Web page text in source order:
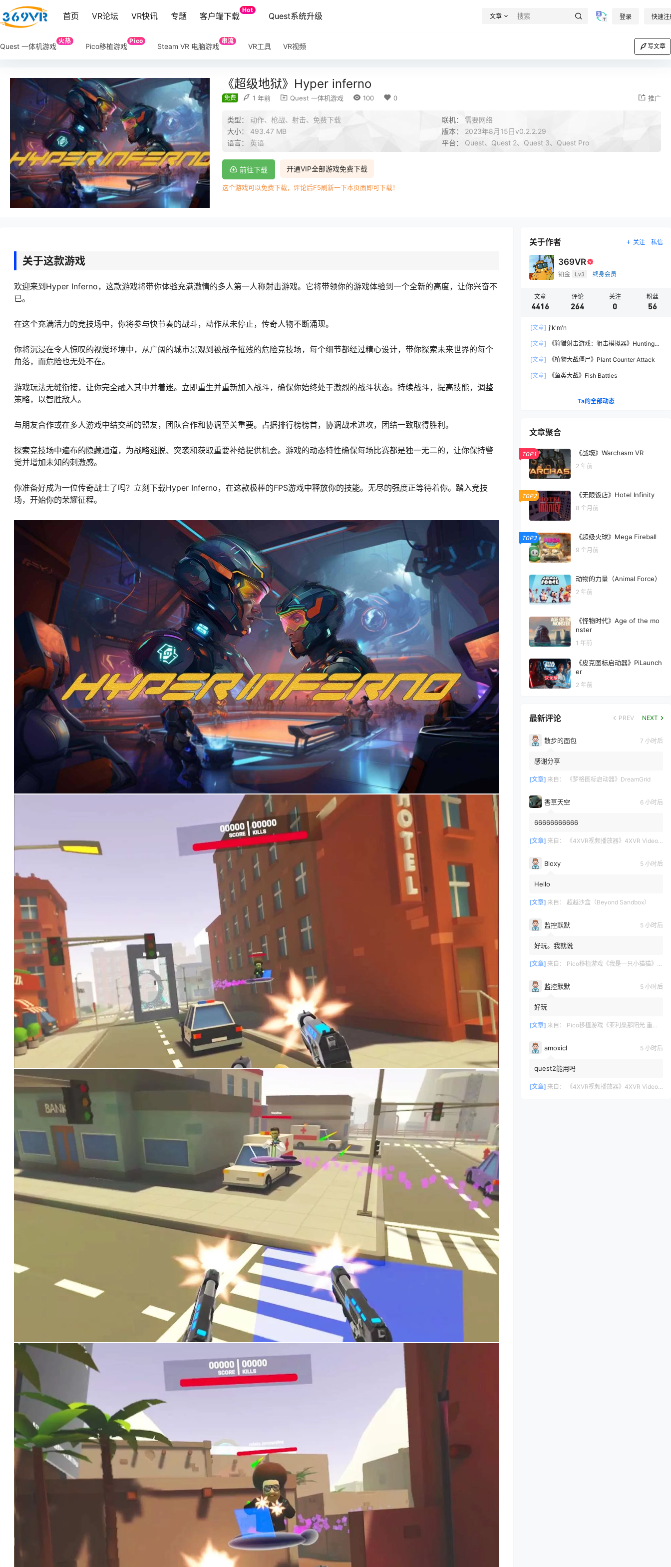
首页 VR论坛 VR快讯 专题 客户端下载
Hot
Quest系统升级 文章 登录 快速注
Quest 一体机游戏
火热
Pico移植游戏
Pico
Steam VR 电脑游戏
串流
VR工具 VR视频 写文章
《超级地狱》Hyper inferno
免费 1 年前 Quest 一体机游戏 100 0 推广
类型： 动作、枪战、射击、免费下载 联机： 需要网络
大小： 493.47 MB 版本： 2023年8月15日v0.2.2.29
语言： 英语 平台： Quest、Quest 2、Quest 3、Quest Pro
开通VIP全部游戏免费下载
前往下载
这个游戏可以免费下载，评论后F5刷新一下本页面即可下载！
关于这款游戏
欢迎来到Hyper Inferno，这款游戏将带你体验充满激情的多人第一人称射击游戏。它将带领你的游戏体验到一个全新的高度，让你兴奋不
已。
在这个充满活力的竞技场中，你将参与快节奏的战斗，动作从未停止，传奇人物不断涌现。
你将沉浸在令人惊叹的视觉环境中，从广阔的城市景观到被战争摧残的危险竞技场，每个细节都经过精心设计，带你探索未来世界的每个
角落，而危险也无处不在。
游戏玩法无缝衔接，让你完全融入其中并着迷。立即重生并重新加入战斗，确保你始终处于激烈的战斗状态。持续战斗，提高技能，调整
策略，以智胜敌人。
与朋友合作或在多人游戏中结交新的盟友，团队合作和协调至关重要。占据排行榜榜首，协调战术进攻，团结一致取得胜利。
探索竞技场中遍布的隐藏通道，为战略逃脱、突袭和获取重要补给提供机会。游戏的动态特性确保每场比赛都是独一无二的，让你保持警
觉并增加未知的刺激感。
你准备好成为一位传奇战士了吗？立刻下载Hyper Inferno，在这款极棒的FPS游戏中释放你的技能。无尽的强度正等待着你。踏入竞技
场，开始你的荣耀征程。
关于作者 关注 私信
369VR
铂金 Lv3 终身会员
文章
4416
评论
264
关注
0
粉丝
56
[文章] j'k'm'n
[文章]
《狩猎射击游戏：狙击模拟器》Hunting
[文章]
《植物大战僵尸》Plant Counter Attack
[文章] 《鱼类大战》Fish Battles
Ta的全部动态
文章聚合
TOP1 《战壕》Warchasm VR
2 年前
TOP2 《无限饭店》Hotel Infinity
8 个月前
TOP3 《超级火球》Mega Fireball
9 个月前
动物的力量（Animal Force）
2 年前
《怪物时代》Age of the mo
nster
1 年前
《皮克图标启动器》PiLaunch
er
2 年前
最新评论 PREV NEXT
散步的面包 7 小时后
感谢分享
[文章] 来自： 《梦格图标启动器》DreamGrid
香草天空 6 小时后
66666666666
[文章] 来自： 《4XVR视频播放器》4XVR Video Player
Bloxy 5 小时后
Hello
[文章] 来自： 超越沙盒（Beyond Sandbox）
监控默默 5 小时后
好玩。我就说
[文章] 来自： Pico移植游戏《我是一只小猫猫》I Am Cat – Early Access
监控默默 5 小时后
好玩
[文章] 来自： Pico移植游戏《亚利桑那阳光 重制版》Arizona Sunshine Remake
amoxicl 5 小时后
quest2能用吗
[文章] 来自： 《4XVR视频播放器》4XVR Video Player